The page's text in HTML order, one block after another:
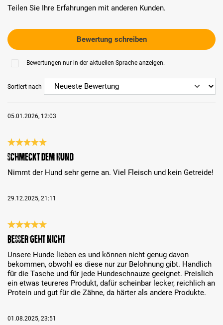
Teilen Sie Ihre Erfahrungen mit anderen Kunden.
Bewertung schreiben
Bewertungen nur in der aktuellen Sprache anzeigen.
Sortiert nach
05.01.2026, 12:03
Bewertung mit 5 von 5 Sternen
Schmeckt dem Hund
Nimmt der Hund sehr gerne an. Viel Fleisch und kein Getreide!
29.12.2025, 21:11
Bewertung mit 5 von 5 Sternen
Besser geht nicht
Unsere Hunde lieben es und können nicht genug davon
bekommen, obwohl es diese nur zur Belohnung gibt. Handlich
für die Tasche und für jede Hundeschnauze geeignet. Preislich
ein etwas teureres Produkt, dafür scheinbar lecker, reichlich an
Protein und gut für die Zähne, da härter als andere Produkte.
01.08.2025, 23:51